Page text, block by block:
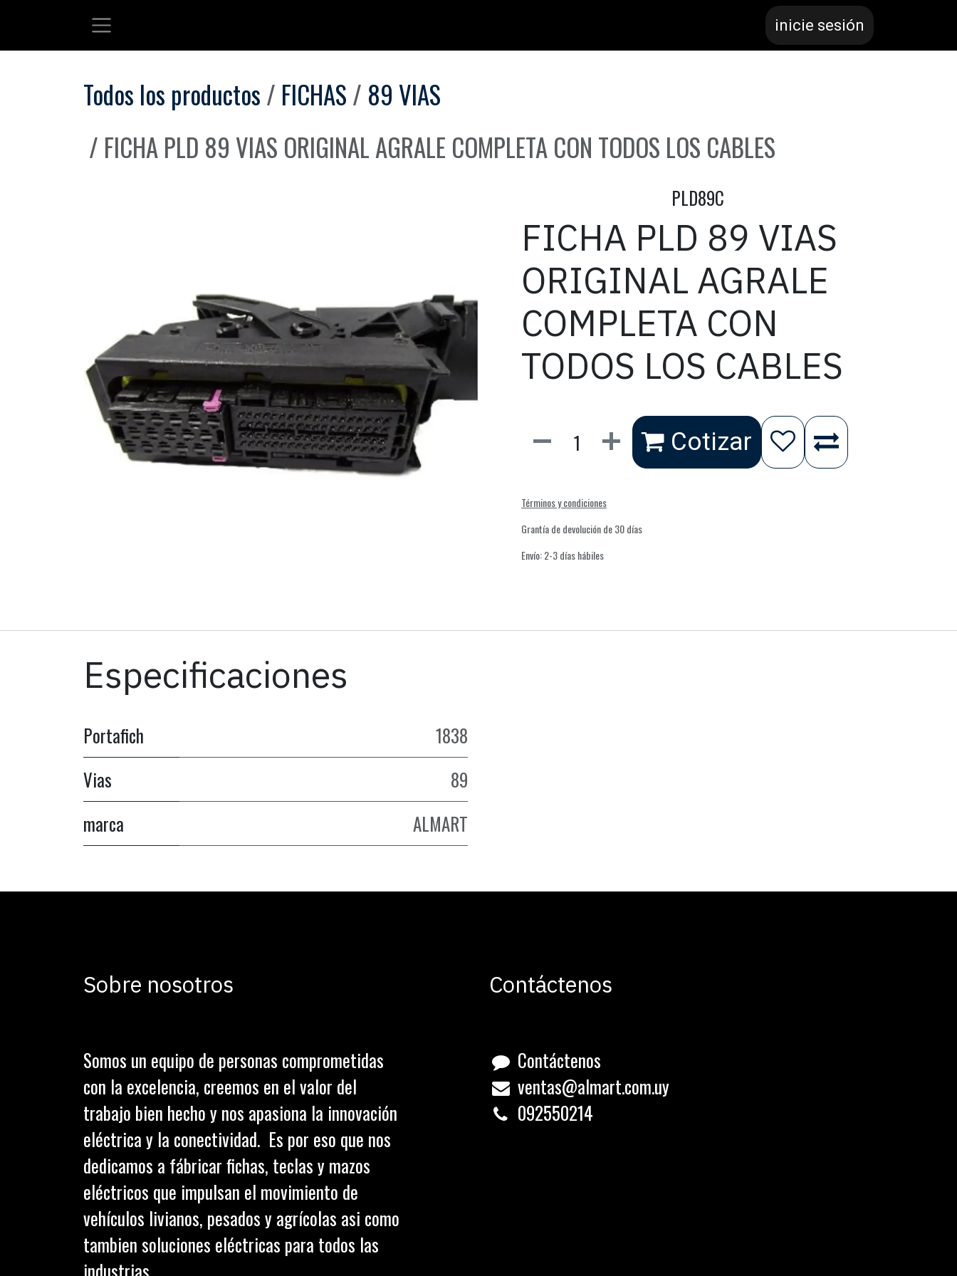
Ir al contenido inicie sesión
Todos los productos FICHAS
89 VIAS
FICHA PLD 89 VIAS ORIGINAL AGRALE COMPLETA CON TODOS LOS CABLES
PLD89C
FICHA PLD 89 VIAS
ORIGINAL AGRALE
COMPLETA CON
TODOS LOS CABLES
Cotizar
Términos y condiciones
Grantía de devolución de 30 días
Envío: 2-3 días hábiles
Especificaciones
Portafich
1838
Vias
89
marca
ALMART
Sobre nosotros
Somos un equipo de personas comprometidas
con la excelencia, creemos en el valor del
trabajo bien hecho y nos apasiona la innovación
eléctrica y la conectividad. Es por eso que nos
dedicamos a fábricar fichas, teclas y mazos
eléctricos que impulsan el movimiento de
vehículos livianos, pesados y agrícolas asi como
tambien soluciones eléctricas para todos las
Contáctenos
Contáctenos
ventas@almart.com.uy
092550214